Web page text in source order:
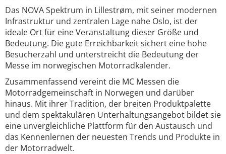
Das NOVA Spektrum in Lillestrøm, mit seiner modernen
Infrastruktur und zentralen Lage nahe Oslo, ist der
ideale Ort für eine Veranstaltung dieser Größe und
Bedeutung. Die gute Erreichbarkeit sichert eine hohe
Besucherzahl und unterstreicht die Bedeutung der
Messe im norwegischen Motorradkalender.
Zusammenfassend vereint die MC Messen die
Motorradgemeinschaft in Norwegen und darüber
hinaus. Mit ihrer Tradition, der breiten Produktpalette
und dem spektakulären Unterhaltungsangebot bildet sie
eine unvergleichliche Plattform für den Austausch und
das Kennenlernen der neuesten Trends und Produkte in
der Motorradwelt.